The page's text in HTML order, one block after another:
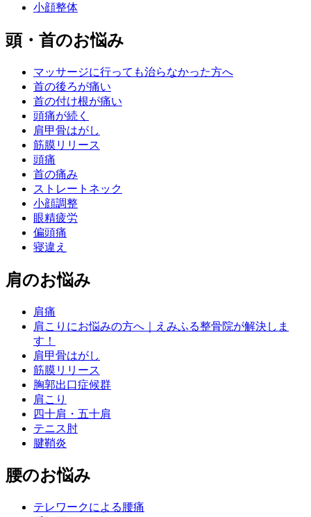
小顔整体
頭・首のお悩み
マッサージに行っても治らなかった方へ
首の後ろが痛い
首の付け根が痛い
頭痛が続く
肩甲骨はがし
筋膜リリース
頭痛
首の痛み
ストレートネック
小顔調整
眼精疲労
偏頭痛
寝違え
肩のお悩み
肩痛
肩こりにお悩みの方へ｜えみふる整骨院が解決しま
す！
肩甲骨はがし
筋膜リリース
胸郭出口症候群
肩こり
四十肩・五十肩
テニス肘
腱鞘炎
腰のお悩み
テレワークによる腰痛